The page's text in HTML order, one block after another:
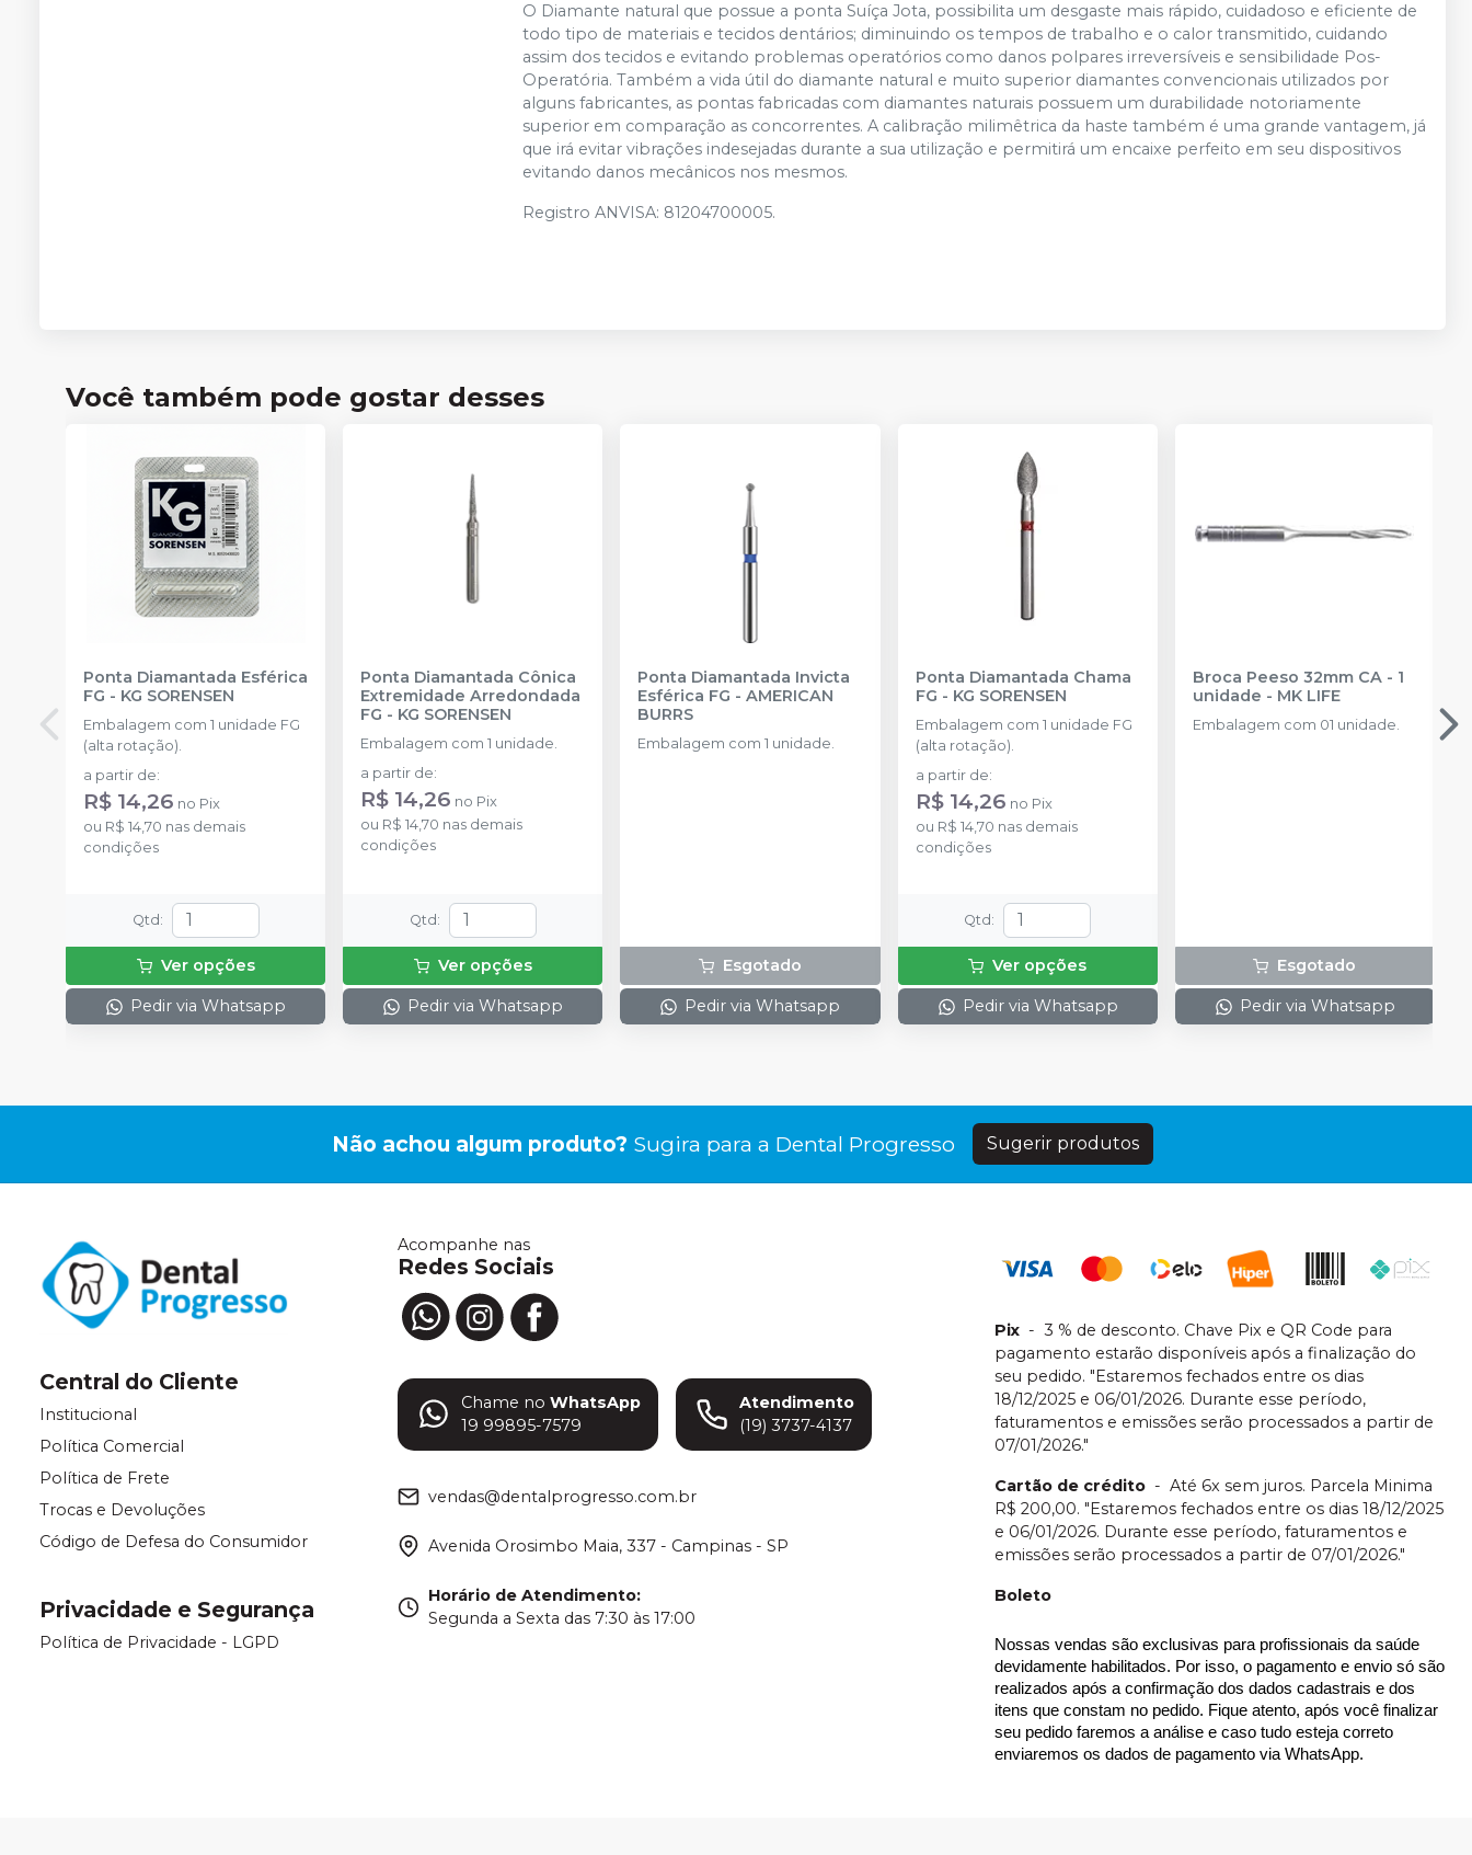
O Diamante natural que possue a ponta Suíça Jota, possibilita um desgaste mais rápido, cuidadoso e eficiente de
todo tipo de materiais e tecidos dentários; diminuindo os tempos de trabalho e o calor transmitido, cuidando
assim dos tecidos e evitando problemas operatórios como danos polpares irreversíveis e sensibilidade Pos-
Operatória. Também a vida útil do diamante natural e muito superior diamantes convencionais utilizados por
alguns fabricantes, as pontas fabricadas com diamantes naturais possuem um durabilidade notoriamente
superior em comparação as concorrentes. A calibração milimêtrica da haste também é uma grande vantagem, já
que irá evitar vibrações indesejadas durante a sua utilização e permitirá um encaixe perfeito em seu dispositivos
evitando danos mecânicos nos mesmos.
Registro ANVISA: 81204700005.
Você também pode gostar desses
Ponta Diamantada Esférica
FG - KG SORENSEN
Embalagem com 1 unidade FG
(alta rotação).
a partir de:
R$ 14,26 no Pix
ou R$ 14,70 nas demais
condições
Qtd :
Ver opções
Pedir via Whatsapp
Ponta Diamantada Cônica
Extremidade Arredondada
FG - KG SORENSEN
Embalagem com 1 unidade.
a partir de:
R$ 14,26 no Pix
ou R$ 14,70 nas demais
condições
Qtd :
Ver opções
Pedir via Whatsapp
Ponta Diamantada Invicta
Esférica FG -AMERICAN
BURRS
Embalagem com 1 unidade.
Esgotado
Pedir via Whatsapp
Ponta Diamantada Chama
FG - KG SORENSEN
Embalagem com 1 unidade FG
(alta rotação).
a partir de:
R$ 14,26 no Pix
ou R$ 14,70 nas demais
condições
Qtd :
Ver opções
Pedir via Whatsapp
Broca Peeso 32mm CA - 1
unidade - MK LIFE
Embalagem com 01 unidade.
Esgotado
Pedir via Whatsapp
Não achou algum produto? Sugira para a Dental Progresso Sugerir produtos
Central do Cliente
Institucional
Política Comercial
Política de Frete
Trocas e Devoluções
Código de Defesa do Consumidor
Privacidade e Segurança
Política de Privacidade - LGPD
Acompanhe nas
Redes Sociais
Chame no WhatsApp
19 99895-7579
Atendimento
(19) 3737-4137
vendas@dentalprogresso.com.br
Avenida Orosimbo Maia, 337 - Campinas - SP
Horário de Atendimento:
Segunda a Sexta das 7:30 às 17:00
Pix - 3 % de desconto. Chave Pix e QR Code para
pagamento estarão disponíveis após a finalização do
seu pedido. "Estaremos fechados entre os dias
18/12/2025 e 06/01/2026. Durante esse período,
faturamentos e emissões serão processados a partir de
07/01/2026."
Cartão de crédito - Até 6x sem juros. Parcela Minima
R$ 200,00. "Estaremos fechados entre os dias 18/12/2025
e 06/01/2026. Durante esse período, faturamentos e
emissões serão processados a partir de 07/01/2026."
Boleto
Nossas vendas são exclusivas para profissionais da saúde
devidamente habilitados. Por isso, o pagamento e envio só são
realizados após a confirmação dos dados cadastrais e dos
itens que constam no pedido. Fique atento, após você finalizar
seu pedido faremos a análise e caso tudo esteja correto
enviaremos os dados de pagamento via WhatsApp.